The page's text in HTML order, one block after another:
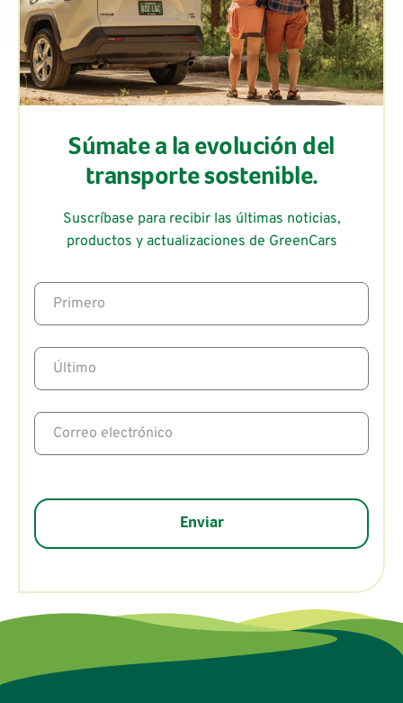
Súmate a la evolución del
transporte sostenible.
Suscríbase para recibir las últimas noticias,
productos y actualizaciones de GreenCars